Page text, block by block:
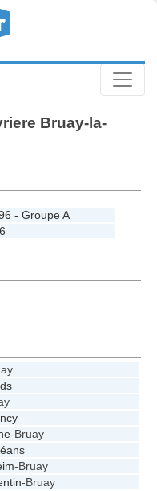
Bruay-la-
- Groupe A
-Bruay
-Bruay
-Bruay